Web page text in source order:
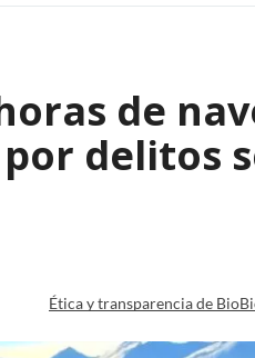
de
delitos
Ética y transparencia de